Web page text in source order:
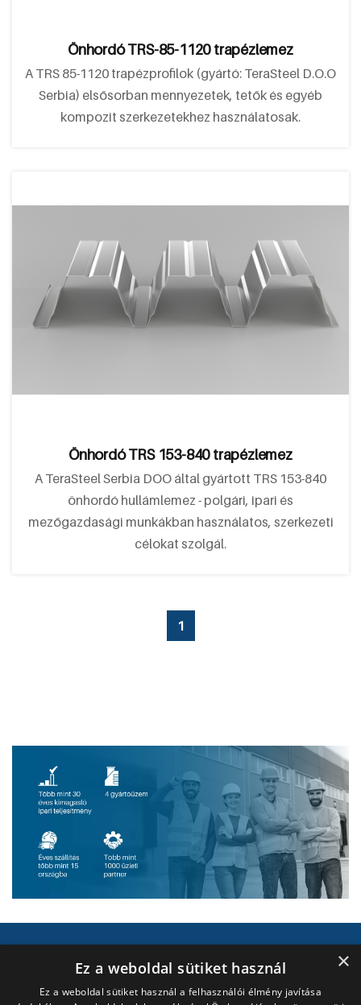
AJÁNLATKÉRÉS
Önhordó TRS-85-1120 trapézlemez
A TRS 85-1120 trapézprofilok (gyártó: TeraSteel D.O.O
Serbia) elsősorban mennyezetek, tetők és egyéb
kompozit szerkezetekhez használatosak.
Önhordó TRS 153-840 trapézlemez
A TeraSteel Serbia DOO által gyártott TRS 153-840
önhordó hullámlemez - polgári, ipari és
mezőgazdasági munkákban használatos, szerkezeti
célokat szolgál.
1
A TeraSteel hőszigetelő panelek, horganyzott profilok és ipari építési
×
Ez a weboldal sütiket használ
Ez a weboldal sütiket használ a felhasználói élmény javítása